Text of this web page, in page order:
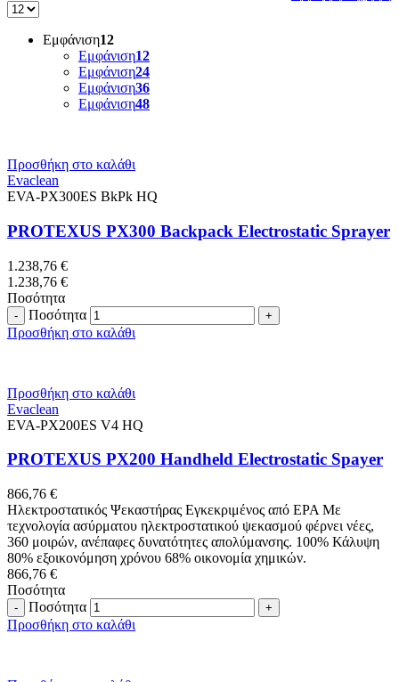
Εμφάνιση12
Εμφάνιση12
Εμφάνιση24
Εμφάνιση36
Εμφάνιση48
Προσθήκη στο καλάθι
Evaclean
EVA-PX300ES BkPk HQ
PROTEXUS PX300 Backpack Electrostatic Sprayer
1.238,76 €
1.238,76 €
Ποσότητα
Ποσότητα
Προσθήκη στο καλάθι
Προσθήκη στο καλάθι
Evaclean
EVA-PX200ES V4 HQ
PROTEXUS PX200 Handheld Electrostatic Spayer
866,76 €
Ηλεκτροστατικός Ψεκαστήρας Εγκεκριμένος από EPA Με
τεχνολογία ασύρματου ηλεκτροστατικού ψεκασμού φέρνει νέες,
360 μοιρών, ανέπαφες δυνατότητες απολύμανσης. 100% Κάλυψη
80% εξοικονόμηση χρόνου 68% οικονομία χημικών.
866,76 €
Ποσότητα
Ποσότητα
Προσθήκη στο καλάθι